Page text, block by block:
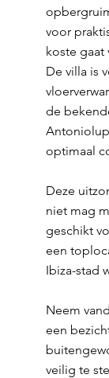
voor
koste gaat
De villa is
de
optimaal
Deze
niet mag
geschikt
een
Ibiza-stad
Neem
een
veilig te